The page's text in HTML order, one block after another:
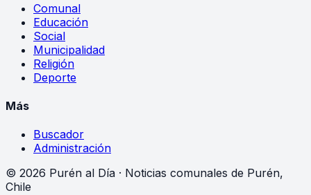
Comunal
Educación
Social
Municipalidad
Religión
Deporte
Más
Buscador
Administración
© 2026 Purén al Día · Noticias comunales de Purén,
Chile